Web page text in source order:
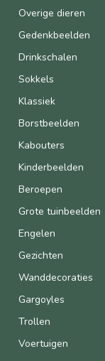
Overige dieren
Gedenkbeelden
Drinkschalen
Sokkels
Klassiek
Borstbeelden
Kabouters
Kinderbeelden
Beroepen
Grote tuinbeelden
Engelen
Gezichten
Wanddecoraties
Gargoyles
Trollen
Voertuigen